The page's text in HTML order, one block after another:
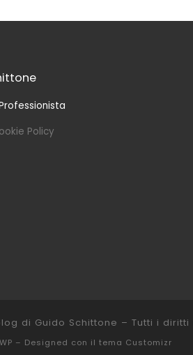
Policy
di Guido Schittone – Tutti i diritti
WP – Designed con il tema Customizr